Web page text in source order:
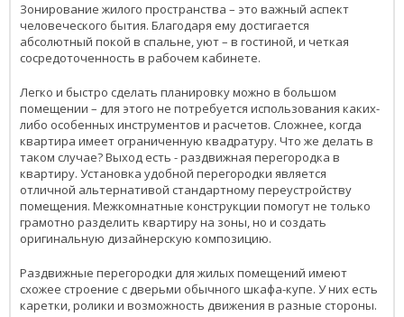
Зонирование жилого пространства – это важный аспект
человеческого бытия. Благодаря ему достигается
абсолютный покой в спальне, уют – в гостиной, и четкая
сосредоточенность в рабочем кабинете.
Легко и быстро сделать планировку можно в большом
помещении – для этого не потребуется использования каких-
либо особенных инструментов и расчетов. Сложнее, когда
квартира имеет ограниченную квадратуру. Что же делать в
таком случае? Выход есть - раздвижная перегородка в
квартиру. Установка удобной перегородки является
отличной альтернативой стандартному переустройству
помещения. Межкомнатные конструкции помогут не только
грамотно разделить квартиру на зоны, но и создать
оригинальную дизайнерскую композицию.
Раздвижные перегородки для жилых помещений имеют
схожее строение с дверьми обычного шкафа-купе. У них есть
каретки, ролики и возможность движения в разные стороны.